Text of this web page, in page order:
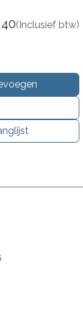
(Inclusief btw)